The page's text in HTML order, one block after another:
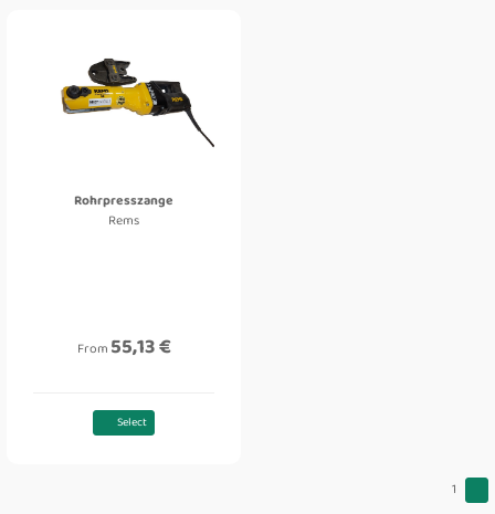
Rohrpresszange
Rems
From55,13 €
Select
1